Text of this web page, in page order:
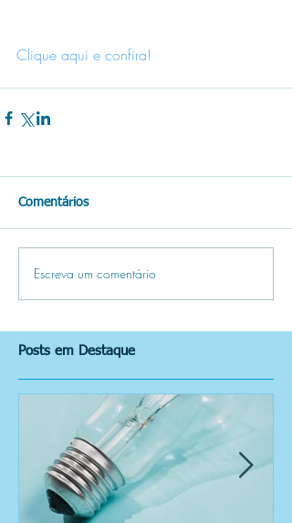
Clique aqui e confira!
Comentários
Escreva um comentário
Posts em Destaque